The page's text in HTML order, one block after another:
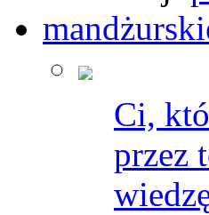
Ci,
przez